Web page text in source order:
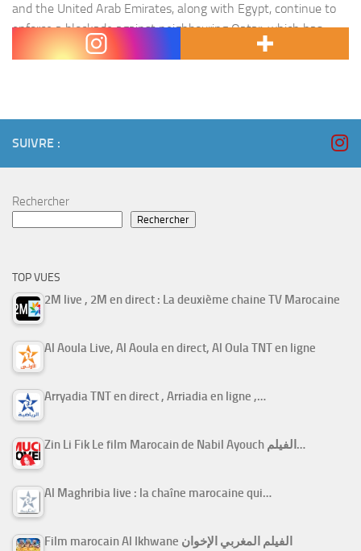
and the United Arab Emirates, along with Egypt, continue to
enforce a blockade against neighbouring Qatar, which has
refused to comply with a controversial list of demands.…
SUIVRE :
Rechercher
Rechercher
TOP VUES
2M live , 2M en direct : La deuxième chaine TV Marocaine
Al Aoula Live, Al Aoula en direct, Al Oula TNT en ligne
Arryadia TNT en direct , Arriadia en ligne ,…
Zin Li Fik Le film Marocain de Nabil Ayouch الفيلم…
Al Maghribia live : la chaîne marocaine qui…
Film marocain Al Ikhwane الفيلم المغربي الإخوان